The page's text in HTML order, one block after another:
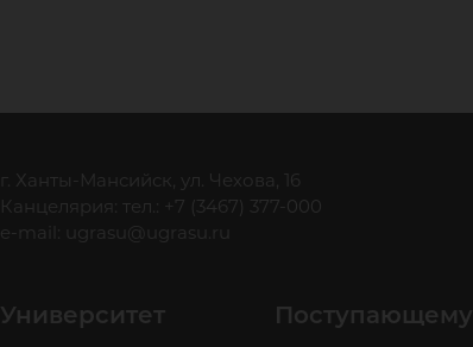
г. Ханты-Мансийск, ул. Чехова, 16
Канцелярия: тел.: +7 (3467) 377-000
e-mail:
ugrasu@ugrasu.ru
Университет Поступающему